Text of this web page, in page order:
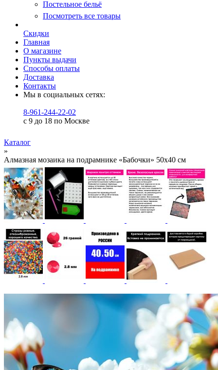
Постельное бельё
Посмотреть все товары
Скидки
Главная
О магазине
Пункты выдачи
Способы оплаты
Доставка
Контакты
Мы в социальных сетях:
8-961-244-22-02
с 9 до 18 по Москве
Каталог
»
Алмазная мозаика на подрамнике «Бабочки» 50x40 см